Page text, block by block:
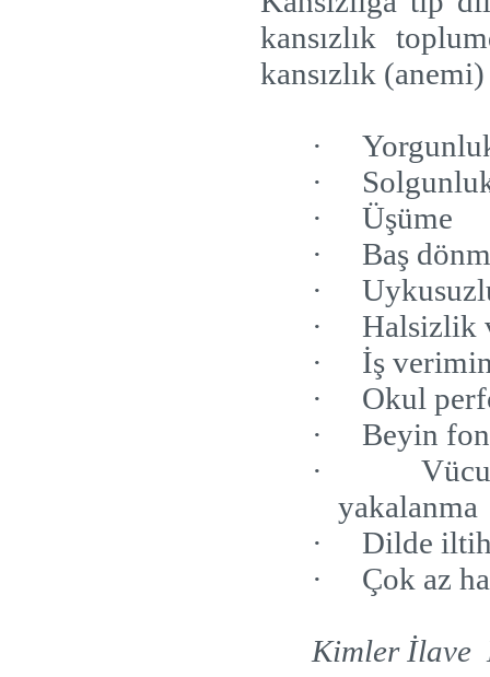
kansızlık
kansızlık
·
·
·
Üşüme
·
Baş
·
·
Halsizlik
·
İş
·
Okul
·
Beyin
·
yakalanma
·
Dilde
·
Çok az
Kimler İlave